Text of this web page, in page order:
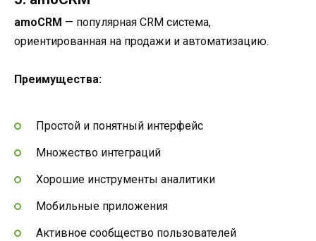
amoCRM — популярная CRM система,
ориентированная на продажи и автоматизацию.
Преимущества:
Простой и понятный интерфейс
Множество интеграций
Хорошие инструменты аналитики
Мобильные приложения
Активное сообщество пользователей